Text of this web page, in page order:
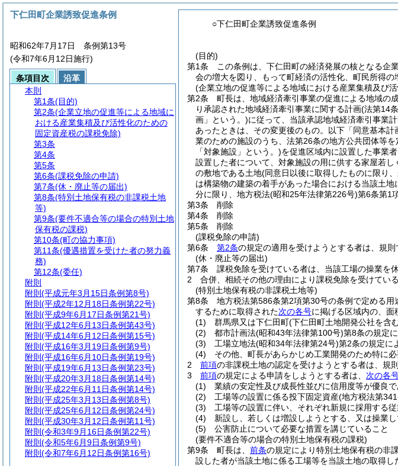
○下仁田町企業誘致促進条例
(目的)
第1条
この条例は、下仁田町の経済発展の核となる企
会の増大を図り、もって町経済の活性化、町民所得
(企業立地の促進等による地域における産業集積及び
第2条
町長は、地域経済牽引事業の促進による地域の
り承認された地域経済牽引事業に関する計画(法第14
画」という。)に従って、当該承認地域経済牽引事業
あったときは、その変更後のもの。以下「同意基本計
業のための施設のうち、法第26条の地方公共団体等を
「対象施設」という。)を促進区域内に設置した事業
設置した者について、対象施設の用に供する家屋若し
の敷地である土地(同意日以後に取得したものに限り
は構築物の建築の着手があった場合における当該土地
分に限り、地方税法(昭和25年法律第226号)第6条第1
第3条
削除
第4条
削除
第5条
削除
(課税免除の申請)
第6条
第2条の規定の適用を受けようとする者は、規
(休・廃止等の届出)
第7条
課税免除を受けている者は、当該工場の操業を
2
合併、相続その他の理由により課税免除を受けてい
(特別土地保有税の非課税土地等)
第8条
地方税法第586条第2項第30号の条例で定める
するために取得された次の各号に掲げる区域内の、面
(1)
群馬県又は下仁田町(下仁田町土地開発公社を含
(2)
都市計画法(昭和43年法律第100号)第8条の規定
(3)
工場立地法(昭和34年法律第24号)第2条の規定に
(4)
その他、町長があらかじめ工業開発のため特に
2
前項の非課税土地の認定を受けようとする者は、規
3
前項の規定による申請をしようとする者は、 次の各
(1)
業績の安定性及び成長性並びに信用度等が優良で
(2)
工場等の設置に係る投下固定資産(地方税法第
(3)
工場等の設置に伴い、それぞれ新規に採用する
(4)
新設し、若しくは増設しようとする、又は操業
(5)
公害防止について必要な措置を講じていること
(要件不適合等の場合の特別土地保有税の課税)
第9条
町長は、 前条の規定により特別土地保有税の非
設した者が当該土地に係る工場等を当該土地の取得
下仁田町企業誘致促進条例
昭和62年7月17日 条例第13号
(令和7年6月12日施行)
条項目次
沿革
本則
第1条(目的)
第2条(企業立地の促進等による地域に
おける産業集積及び活性化のための
固定資産税の課税免除)
第3条
第4条
第5条
第6条(課税免除の申請)
第7条(休・廃止等の届出)
第8条(特別土地保有税の非課税土地
等)
第9条(要件不適合等の場合の特別土地
保有税の課税)
第10条(町の協力事項)
第11条(優遇措置を受けた者の努力義
務)
第12条(委任)
附則
附則 (平成元年3月15日条例第8号)
附則 (平成2年12月18日条例第22号)
附則 (平成9年6月17日条例第21号)
附則 (平成12年6月13日条例第43号)
附則 (平成14年6月12日条例第15号)
附則 (平成16年3月19日条例第9号)
附則 (平成16年6月10日条例第19号)
附則 (平成19年6月13日条例第23号)
附則 (平成20年3月18日条例第14号)
附則 (平成22年6月11日条例第14号)
附則 (平成25年3月13日条例第8号)
附則 (平成25年6月12日条例第24号)
附則 (平成30年3月12日条例第11号)
附則 (令和3年9月16日条例第22号)
附則 (令和5年6月9日条例第9号)
附則 (令和7年6月12日条例第16号)